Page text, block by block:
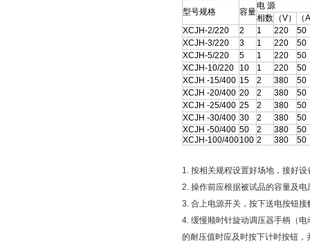
型号规格 容量
电 源
相数 （V）
（
XCJH-2/220
2 1 220
50
XCJH-3/220
3 1 220
50
XCJH-5/220
5 1 220
50
XCJH-10/220
10 1 220
50
XCJH -15/400 15 2 380
50
XCJH -20/400 20 2 380
50
XCJH -25/400 25 2 380
50
XCJH -30/400 30 2 380
50
XCJH -50/400 50 2 380
50
XCJH-100/400100 2 380 50
1. 按相关规程设置好场地，接好
2. 操作前应根据被试品的容量及
3. 合上电源开关，按下送电按钮
4. 缓慢顺时针旋动调压器手柄（
的耐压值时应及时按下计时按钮